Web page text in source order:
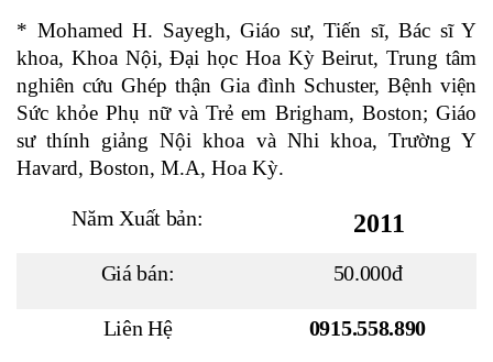
* Mohamed H. Sayegh, Giáo sư, Tiến sĩ, Bác sĩ Y
khoa, Khoa Nội, Đại học Hoa Kỳ Beirut, Trung tâm
nghiên cứu Ghép thận Gia đình Schuster, Bệnh viện
Sức khỏe Phụ nữ và Trẻ em Brigham, Boston; Giáo
sư thính giảng Nội khoa và Nhi khoa, Trường Y
Havard, Boston, M.A, Hoa Kỳ.
Năm Xuất bản: 2011
Giá bán: 50.000đ
Liên Hệ 0915.558.890